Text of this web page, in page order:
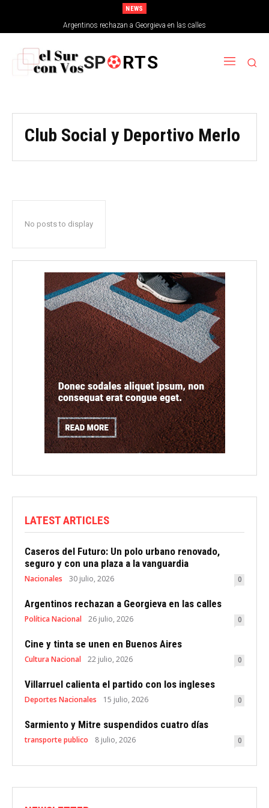
NEWS
Argentinos rechazan a Georgieva en las calles
SP RTS
Club Social y Deportivo Merlo
No posts to display
LATEST ARTICLES
Caseros del Futuro: Un polo urbano renovado,
seguro y con una plaza a la vanguardia
Nacionales 30 julio, 2026 0
Argentinos rechazan a Georgieva en las calles
Política Nacional 26 julio, 2026 0
Cine y tinta se unen en Buenos Aires
Cultura Nacional 22 julio, 2026 0
Villarruel calienta el partido con los ingleses
Deportes Nacionales 15 julio, 2026 0
Sarmiento y Mitre suspendidos cuatro días
transporte publico 8 julio, 2026 0